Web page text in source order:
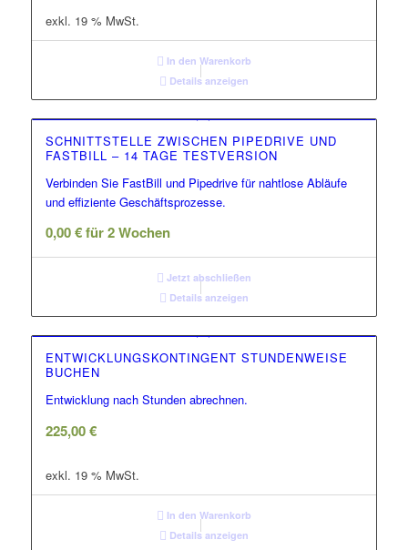
exkl. 19 % MwSt.
In den Warenkorb
Details anzeigen
SCHNITTSTELLE ZWISCHEN PIPEDRIVE UND
FASTBILL – 14 TAGE TESTVERSION
Verbinden Sie FastBill und Pipedrive für nahtlose Abläufe
und effiziente Geschäftsprozesse.
0,00€ für 2 Wochen
Jetzt abschließen
Details anzeigen
ENTWICKLUNGSKONTINGENT STUNDENWEISE
BUCHEN
Entwicklung nach Stunden abrechnen.
225,00€
exkl. 19 % MwSt.
In den Warenkorb
Details anzeigen